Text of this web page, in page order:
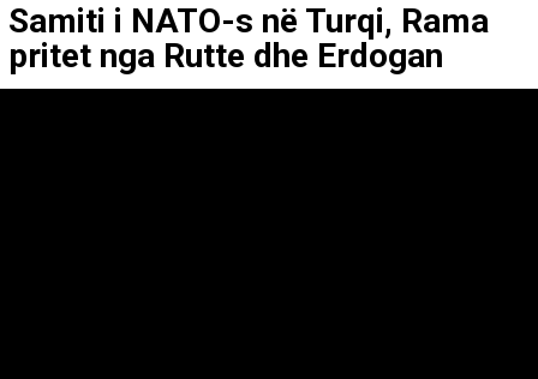
Samiti i NATO-s në Turqi, Rama
pritet nga Rutte dhe Erdogan